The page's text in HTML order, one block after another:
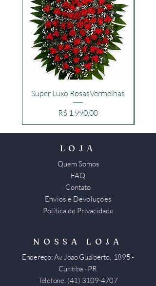
Super Luxo RosasVermelhas
Preço
R$ 1.990,00
LOJA
Quem Somos
FAQ
Contato
Envios e Devoluções
Política de Privacidade
NOSSA LOJA
Endereço: Av. João Gualberto, 1895 -
Curitiba - PR
Telefone: (41) 3109-4707